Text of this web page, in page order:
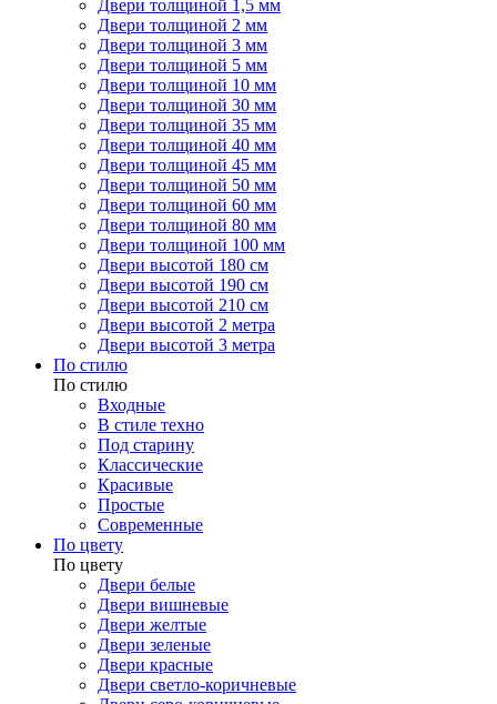
Двери толщиной 1,5 мм
Двери толщиной 2 мм
Двери толщиной 3 мм
Двери толщиной 5 мм
Двери толщиной 10 мм
Двери толщиной 30 мм
Двери толщиной 35 мм
Двери толщиной 40 мм
Двери толщиной 45 мм
Двери толщиной 50 мм
Двери толщиной 60 мм
Двери толщиной 80 мм
Двери толщиной 100 мм
Двери высотой 180 см
Двери высотой 190 см
Двери высотой 210 см
Двери высотой 2 метра
Двери высотой 3 метра
По стилю
По стилю
Входные
В стиле техно
Под старину
Классические
Красивые
Простые
Современные
По цвету
По цвету
Двери белые
Двери вишневые
Двери желтые
Двери зеленые
Двери красные
Двери светло-коричневые